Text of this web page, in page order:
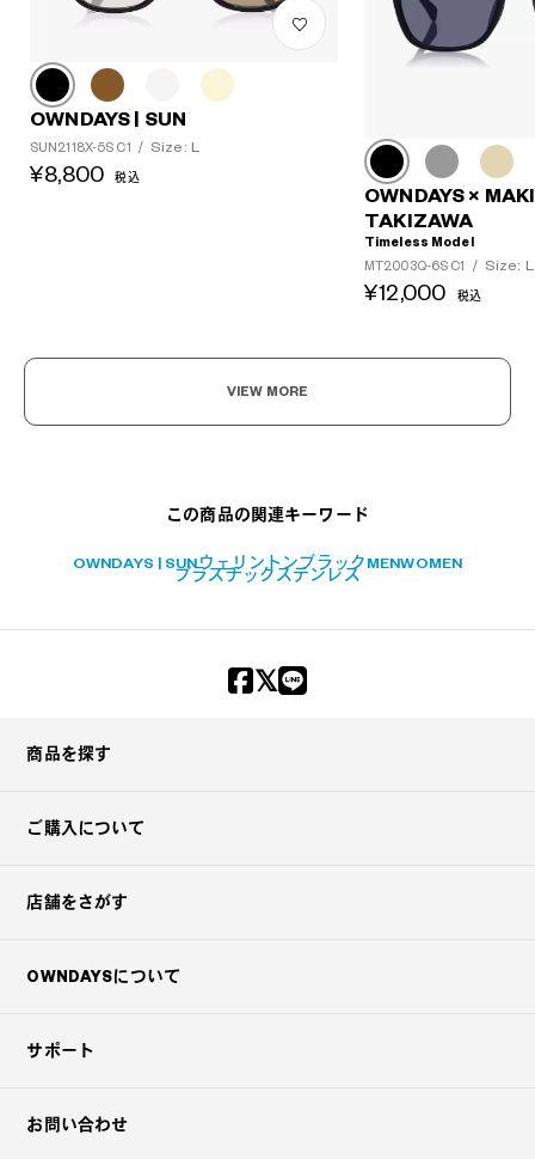
OWNDAYS | SUN
SUN2118X-5S C1 / Size: L
¥8,800 税込
OWNDAYS ×
TAKIZAWA
Timeless Model
MT2003Q-6S C1
/ Size: L
¥12,000 税込
VIEW MORE
この商品の関連キーワード
OWNDAYS | SUN ウェリントンブラック MENWOMEN
プラスチック ステンレス
商品を探す
ご購入について
店舗をさがす
OWNDAYSについて
サポート
お問い合わせ